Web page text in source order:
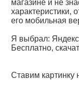
магазине и не
характеристики,
его мобильная
Я выбрал:
Бесплатно,
Ставим картинку